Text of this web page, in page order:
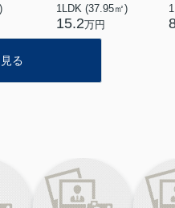
1LDK (37.95㎡)
15.2万円
る